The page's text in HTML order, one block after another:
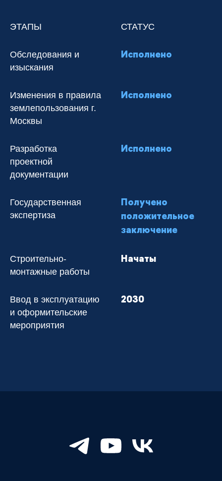
ЭТАПЫ СТАТУС
Обследования и
изыскания
Исполнено
Изменения в правила
землепользования г.
Москвы
Исполнено
Разработка
проектной
документации
Исполнено
Государственная
экспертиза
Получено
положительное
заключение
Строительно-
монтажные работы
Начаты
Ввод в эксплуатацию
и оформительские
мероприятия
2030